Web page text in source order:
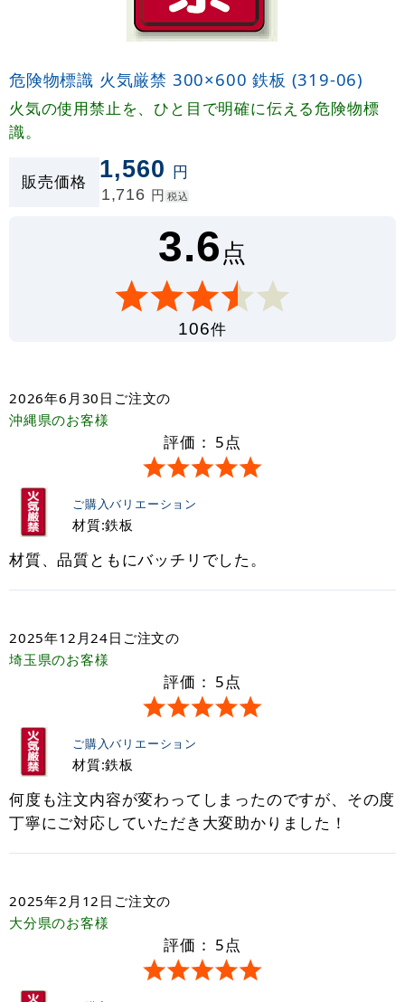
危険物標識 火気厳禁 300×600 鉄板 (319-06)
火気の使用禁止を、ひと目で明確に伝える危険物標
識。
販売価格 1,560 円
1,716 円 税込
3.6点
106件
2026年6月30日 ご注文の
沖縄県のお客様
評価： 5点
ご購入バリエーション
材質:鉄板
材質、品質ともにバッチリでした。
2025年12月24日 ご注文の
埼玉県のお客様
評価： 5点
ご購入バリエーション
材質:鉄板
何度も注文内容が変わってしまったのですが、その度
丁寧にご対応していただき大変助かりました！
2025年2月12日 ご注文の
大分県のお客様
評価： 5点